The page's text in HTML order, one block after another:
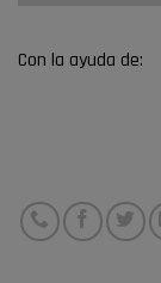
Con la ayuda de: